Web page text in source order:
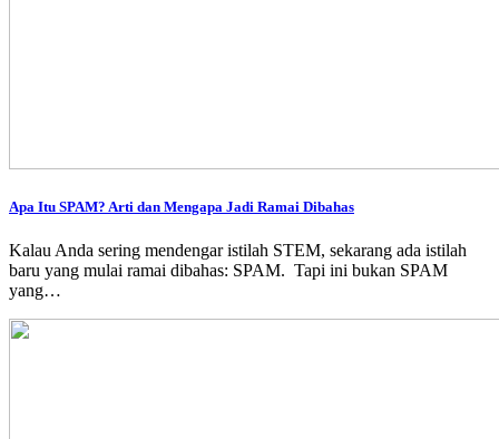
Apa Itu SPAM? Arti dan Mengapa Jadi Ramai Dibahas
Kalau Anda sering mendengar istilah STEM, sekarang ada istilah
baru yang mulai ramai dibahas: SPAM. Tapi ini bukan SPAM
yang…